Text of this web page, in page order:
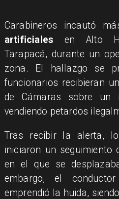
Carabineros incautó
artificiales en Alto
Tarapacá, durante un
zona. El hallazgo se
funcionarios recibieran
de Cámaras sobre un
vendiendo petardos
Tras recibir la alerta,
iniciaron un seguimiento
en el que se
embargo, el
emprendió la huida,